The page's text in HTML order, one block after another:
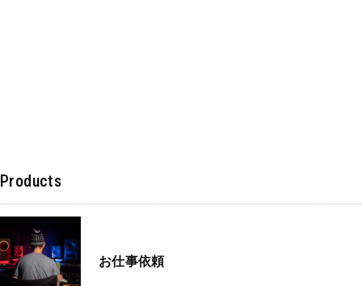
Products
お仕事依頼